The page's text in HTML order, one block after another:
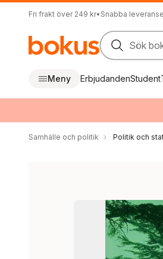
Fri frakt över 249 kr• Snabba
Sök
Meny ErbjudandenStudent
Samhälle och politik Politik och